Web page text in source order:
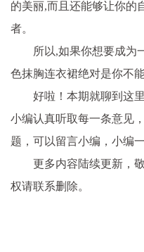
的美丽,而且还能够让你的
者。
所以,如果你想要成为
色抹胸连衣裙绝对是你不
好啦！本期就聊到这
小编认真听取每一条意见
题，可以留言小编，小编
更多内容陆续更新，
权请联系删除。